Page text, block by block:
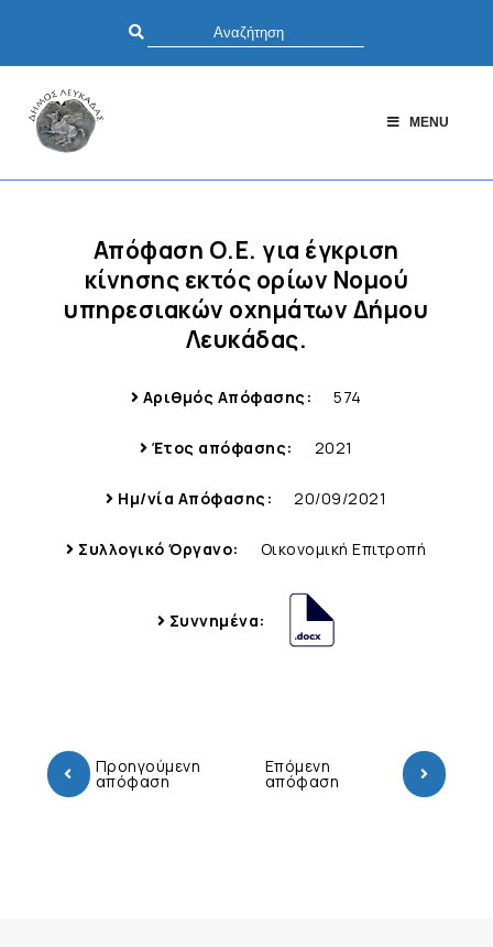
MENU
Απόφαση Ο.Ε. για έγκριση
κίνησης εκτός ορίων Νομού
υπηρεσιακών οχημάτων Δήμου
Λευκάδας.
Αριθμός Απόφασης: 574
Έτος απόφασης: 2021
Ημ/νία Απόφασης: 20/09/2021
Συλλογικό Όργανο: Οικονομική Επιτροπή
Συννημένα:
Προηγούμενη
απόφαση
Επόμενη
απόφαση